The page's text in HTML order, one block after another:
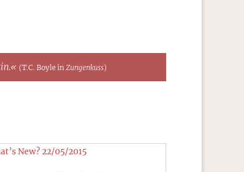
(T.C. Boyle in Zungenkuss)